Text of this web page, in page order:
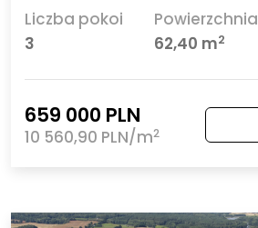
Liczba pokoi
3
Powierzchnia
62,40 m2
659 000 PLN
10 560,90 PLN/m2